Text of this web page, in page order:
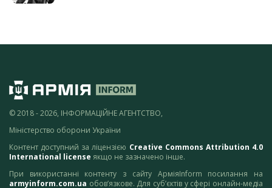
© 2018 - 2026, ІНФОРМАЦІЙНЕ АГЕНТСТВО,
Міністерство оборони України
Контент доступний за ліцензією Creative Commons Attribution 4.0
International license якщо не зазначено інше.
При використанні контенту з сайту АрміяInform посилання на
armyinform.com.ua обов’язкове. Для суб’єктів у сфері онлайн-медіа